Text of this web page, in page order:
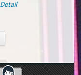
Detail